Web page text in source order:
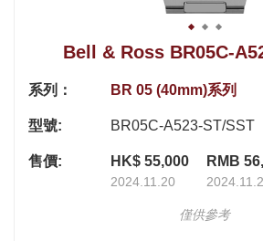
Bell & Ross BR05C-
系列： BR 05 (40mm)系列
型號: BR05C-A523-ST/SST
售價: HK$ 55,000
2024.11.20
RMB
僅供參考